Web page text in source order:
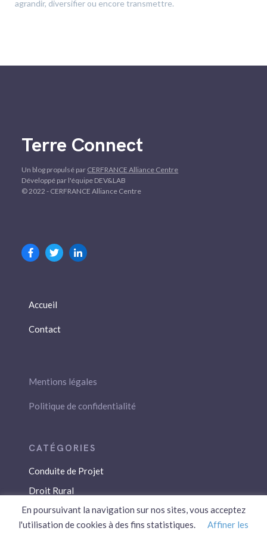
agrandir, diversifier ou encore transmettre.
Terre Connect
Un blog propulsé par CERFRANCE Alliance Centre
Développé par l'équipe DEV&LAB
© 2022 - CERFRANCE Alliance Centre
Accueil
Contact
Mentions légales
Politique de confidentialité
Conduite de Projet
Droit Rural
Droit Social
Économie / Gestion
En poursuivant la navigation sur nos sites, vous acceptez
l'utilisation de cookies à des fins statistiques.
Affiner les